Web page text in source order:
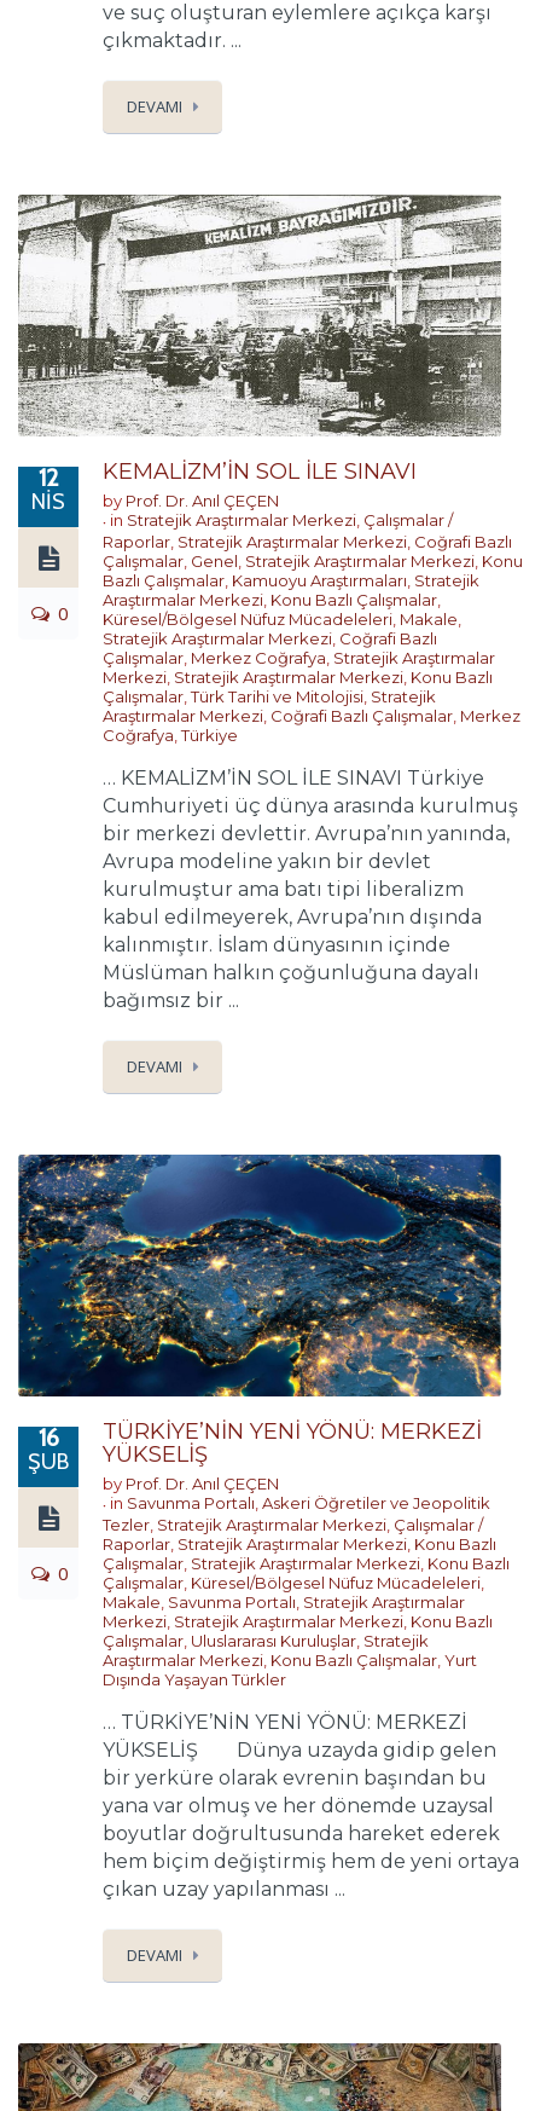
ve suç oluşturan eylemlere açıkça karşı
çıkmaktadır. ...
DEVAMI
12
NIS
0
KEMALİZM’İN SOL İLE SINAVI
by Prof. Dr. Anıl ÇEÇEN
in Stratejik Araştırmalar Merkezi Çalışmalar /
Raporlar Stratejik Araştırmalar Merkezi Coğrafi Bazlı
Çalışmalar Genel Stratejik Araştırmalar Merkezi Konu
Bazlı Çalışmalar Kamuoyu Araştırmaları Stratejik
Araştırmalar Merkezi Konu Bazlı Çalışmalar
Küresel/Bölgesel Nüfuz Mücadeleleri Makale
Stratejik Araştırmalar Merkezi Coğrafi Bazlı
Çalışmalar Merkez Coğrafya Stratejik Araştırmalar
Merkezi Stratejik Araştırmalar Merkezi Konu Bazlı
Çalışmalar ,Türk Tarihi ve Mitolojisi Stratejik
Araştırmalar Merkezi Coğrafi Bazlı Çalışmalar Merkez
Coğrafya ,Türkiye
… KEMALİZM’İN SOL İLE SINAVI Türkiye
Cumhuriyeti üç dünya arasında kurulmuş
bir merkezi devlettir. Avrupa’nın yanında,
Avrupa modeline yakın bir devlet
kurulmuştur ama batı tipi liberalizm
kabul edilmeyerek, Avrupa’nın dışında
kalınmıştır. İslam dünyasının içinde
Müslüman halkın çoğunluğuna dayalı
bağımsız bir ...
DEVAMI
16
ŞUB
0
TÜRKİYE’NİN YENİ YÖNÜ: MERKEZİ
YÜKSELİŞ
by Prof. Dr. Anıl ÇEÇEN
in Savunma Portalı Askeri Öğretiler ve Jeopolitik
Tezler Stratejik Araştırmalar Merkezi Çalışmalar /
Raporlar Stratejik Araştırmalar Merkezi Konu Bazlı
Çalışmalar Stratejik Araştırmalar Merkezi Konu Bazlı
Çalışmalar Küresel/Bölgesel Nüfuz Mücadeleleri
Makale Savunma Portalı Stratejik Araştırmalar
Merkezi Stratejik Araştırmalar Merkezi Konu Bazlı
Çalışmalar Uluslararası Kuruluşlar Stratejik
Araştırmalar Merkezi Konu Bazlı Çalışmalar Yurt
Dışında Yaşayan Türkler
… TÜRKİYE’NİN YENİ YÖNÜ: MERKEZİ
YÜKSELİŞ Dünya uzayda gidip gelen
bir yerküre olarak evrenin başından bu
yana var olmuş ve her dönemde uzaysal
boyutlar doğrultusunda hareket ederek
hem biçim değiştirmiş hem de yeni ortaya
çıkan uzay yapılanması ...
DEVAMI